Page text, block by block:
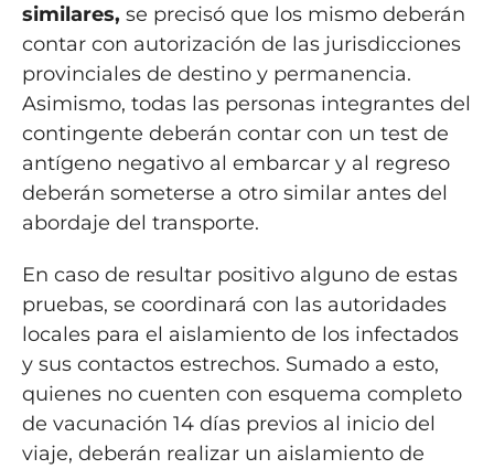
similares, se precisó que los mismo deberán
contar con autorización de las jurisdicciones
provinciales de destino y permanencia.
Asimismo, todas las personas integrantes del
contingente deberán contar con un test de
antígeno negativo al embarcar y al regreso
deberán someterse a otro similar antes del
abordaje del transporte.
En caso de resultar positivo alguno de estas
pruebas, se coordinará con las autoridades
locales para el aislamiento de los infectados
y sus contactos estrechos. Sumado a esto,
quienes no cuenten con esquema completo
de vacunación 14 días previos al inicio del
viaje, deberán realizar un aislamiento de